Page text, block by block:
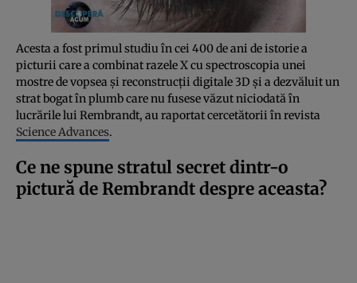
Acesta a fost primul studiu în cei 400 de ani de istorie a
picturii care a combinat razele X cu spectroscopia unei
mostre de vopsea și reconstrucții digitale 3D și a dezvăluit un
strat bogat în plumb care nu fusese văzut niciodată în
lucrările lui Rembrandt, au raportat cercetătorii în revista
Science Advances.
Ce ne spune stratul secret dintr-o
pictură de Rembrandt despre aceasta?